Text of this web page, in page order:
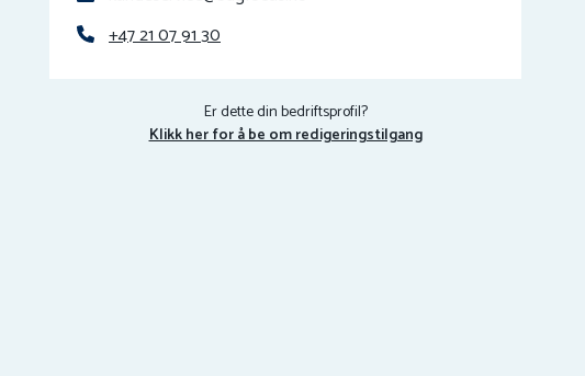
+47 21 07 91 30
Er dette din bedriftsprofil?
Klikk her for å be om redigeringstilgang